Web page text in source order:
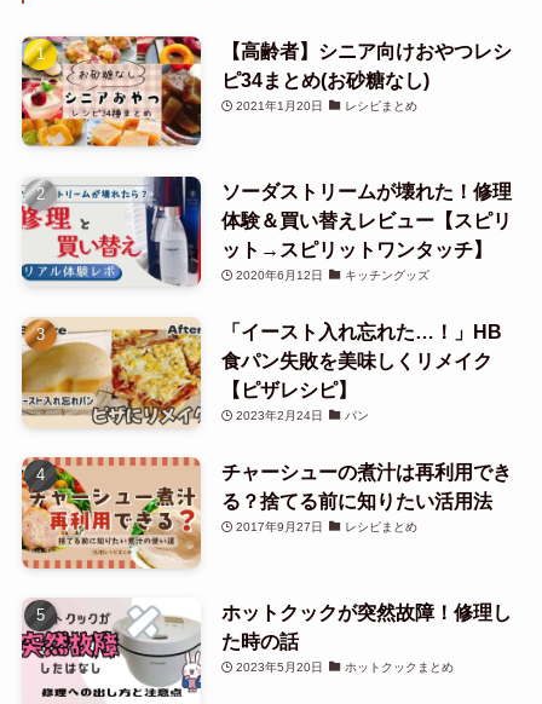
【高齢者】シニア向けおやつレシ
ピ34まとめ(お砂糖なし)
2021年1月20日 レシピまとめ
ソーダストリームが壊れた！修理
体験＆買い替えレビュー【スピリ
ット→スピリットワンタッチ】
2020年6月12日 キッチングッズ
「イースト入れ忘れた…！」HB
食パン失敗を美味しくリメイク
【ピザレシピ】
2023年2月24日 パン
チャーシューの煮汁は再利用でき
る？捨てる前に知りたい活用法
2017年9月27日 レシピまとめ
ホットクックが突然故障！修理し
た時の話
2023年5月20日 ホットクックまとめ